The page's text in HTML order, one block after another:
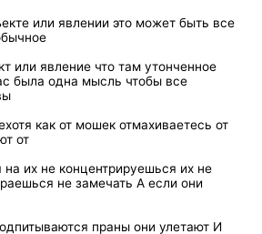
или явлении это может быть все
или явление что там утонченное
была одна мысль чтобы все
как от мошек отмахиваетесь от
от
на их не концентрируешься их не
не замечать А если они
праны они улетают И